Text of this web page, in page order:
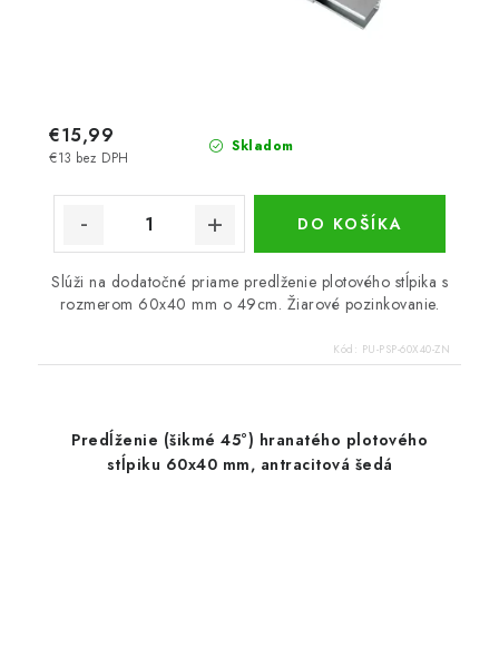
Skladom
€13 bez DPH
€15,99
DO KOŠÍKA
Slúži na dodatočné priame predlženie plotového stĺpika s
rozmerom 60x40 mm o 49cm. Žiarové pozinkovanie.
Kód: PU-PSP-60X40-ZN
Predĺženie (šikmé 45°) hranatého plotového
stĺpiku 60x40 mm, antracitová šedá